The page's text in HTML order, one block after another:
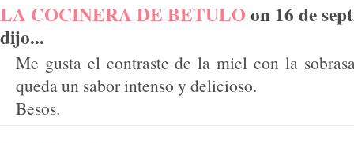
LA COCINERA DE BETULOon 16 de
dijo...
Me gusta el contraste de la miel con la
queda un sabor intenso y delicioso.
Besos.